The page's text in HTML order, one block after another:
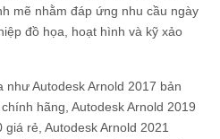
mẽ nhằm đáp ứng nhu cầu ngày
đồ họa, hoạt hình và kỹ xảo
Autodesk Arnold 2017 bản
hãng, Autodesk Arnold 2019
rẻ, Autodesk Arnold 2021